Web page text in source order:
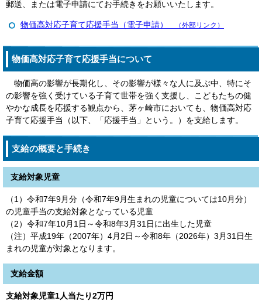
郵送、または電子申請にてお手続きをお願いいたします。
物価高対応子育て応援手当（電子申請） （外部リンク）
物価高対応子育て応援手当について
物価高の影響が長期化し、その影響が様々な人に及ぶ中、特にそ
の影響を強く受けている子育て世帯を強く支援し、こどもたちの健
やかな成長を応援する観点から、茅ヶ崎市においても、物価高対応
子育て応援手当（以下、「応援手当」という。）を支給します。
支給の概要と手続き
支給対象児童
（1）令和7年9月分（令和7年9月生まれの児童については10月分）
の児童手当の支給対象となっている児童
（2）令和7年10月1日～令和8年3月31日に出生した児童
（注）平成19年（2007年）4月2日～令和8年（2026年）3月31日生
まれの児童が対象となります。
支給金額
支給対象児童1人当たり2万円